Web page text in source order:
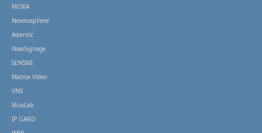
MOKA
Nexmosphere
Ascentic
NowSignage
SENSMI
Matrox Video
VNS
MuxLab
IP GARD